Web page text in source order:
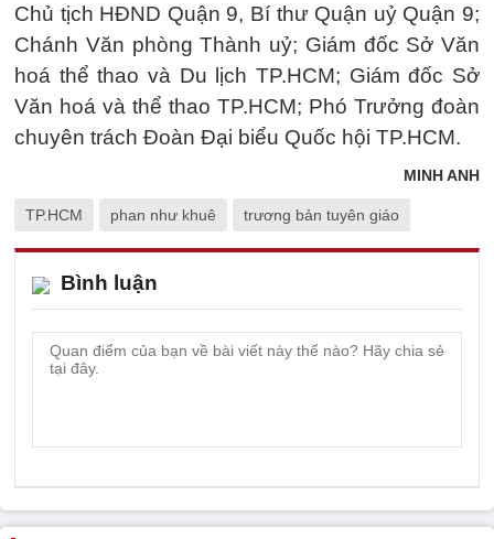
Chủ tịch HĐND Quận 9, Bí thư Quận uỷ Quận 9;
Chánh Văn phòng Thành uỷ; Giám đốc Sở Văn
hoá thể thao và Du lịch TP.HCM; Giám đốc Sở
Văn hoá và thể thao TP.HCM; Phó Trưởng đoàn
chuyên trách Đoàn Đại biểu Quốc hội TP.HCM.
MINH ANH
TP.HCM phan như khuê trương bản tuyên giáo
Bình luận